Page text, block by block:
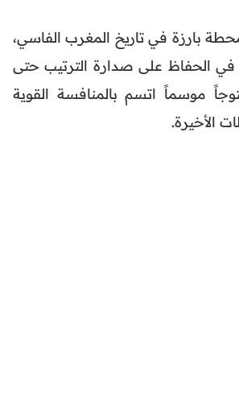
بارزة في تاريخ المغرب الفاسي،
في الحفاظ على صدارة الترتيب حتى
موسماً اتسم بالمنافسة القوية
الأخيرة.